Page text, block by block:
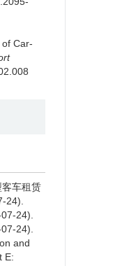
Car-
车租赁
24).
24).
24).
and
E: